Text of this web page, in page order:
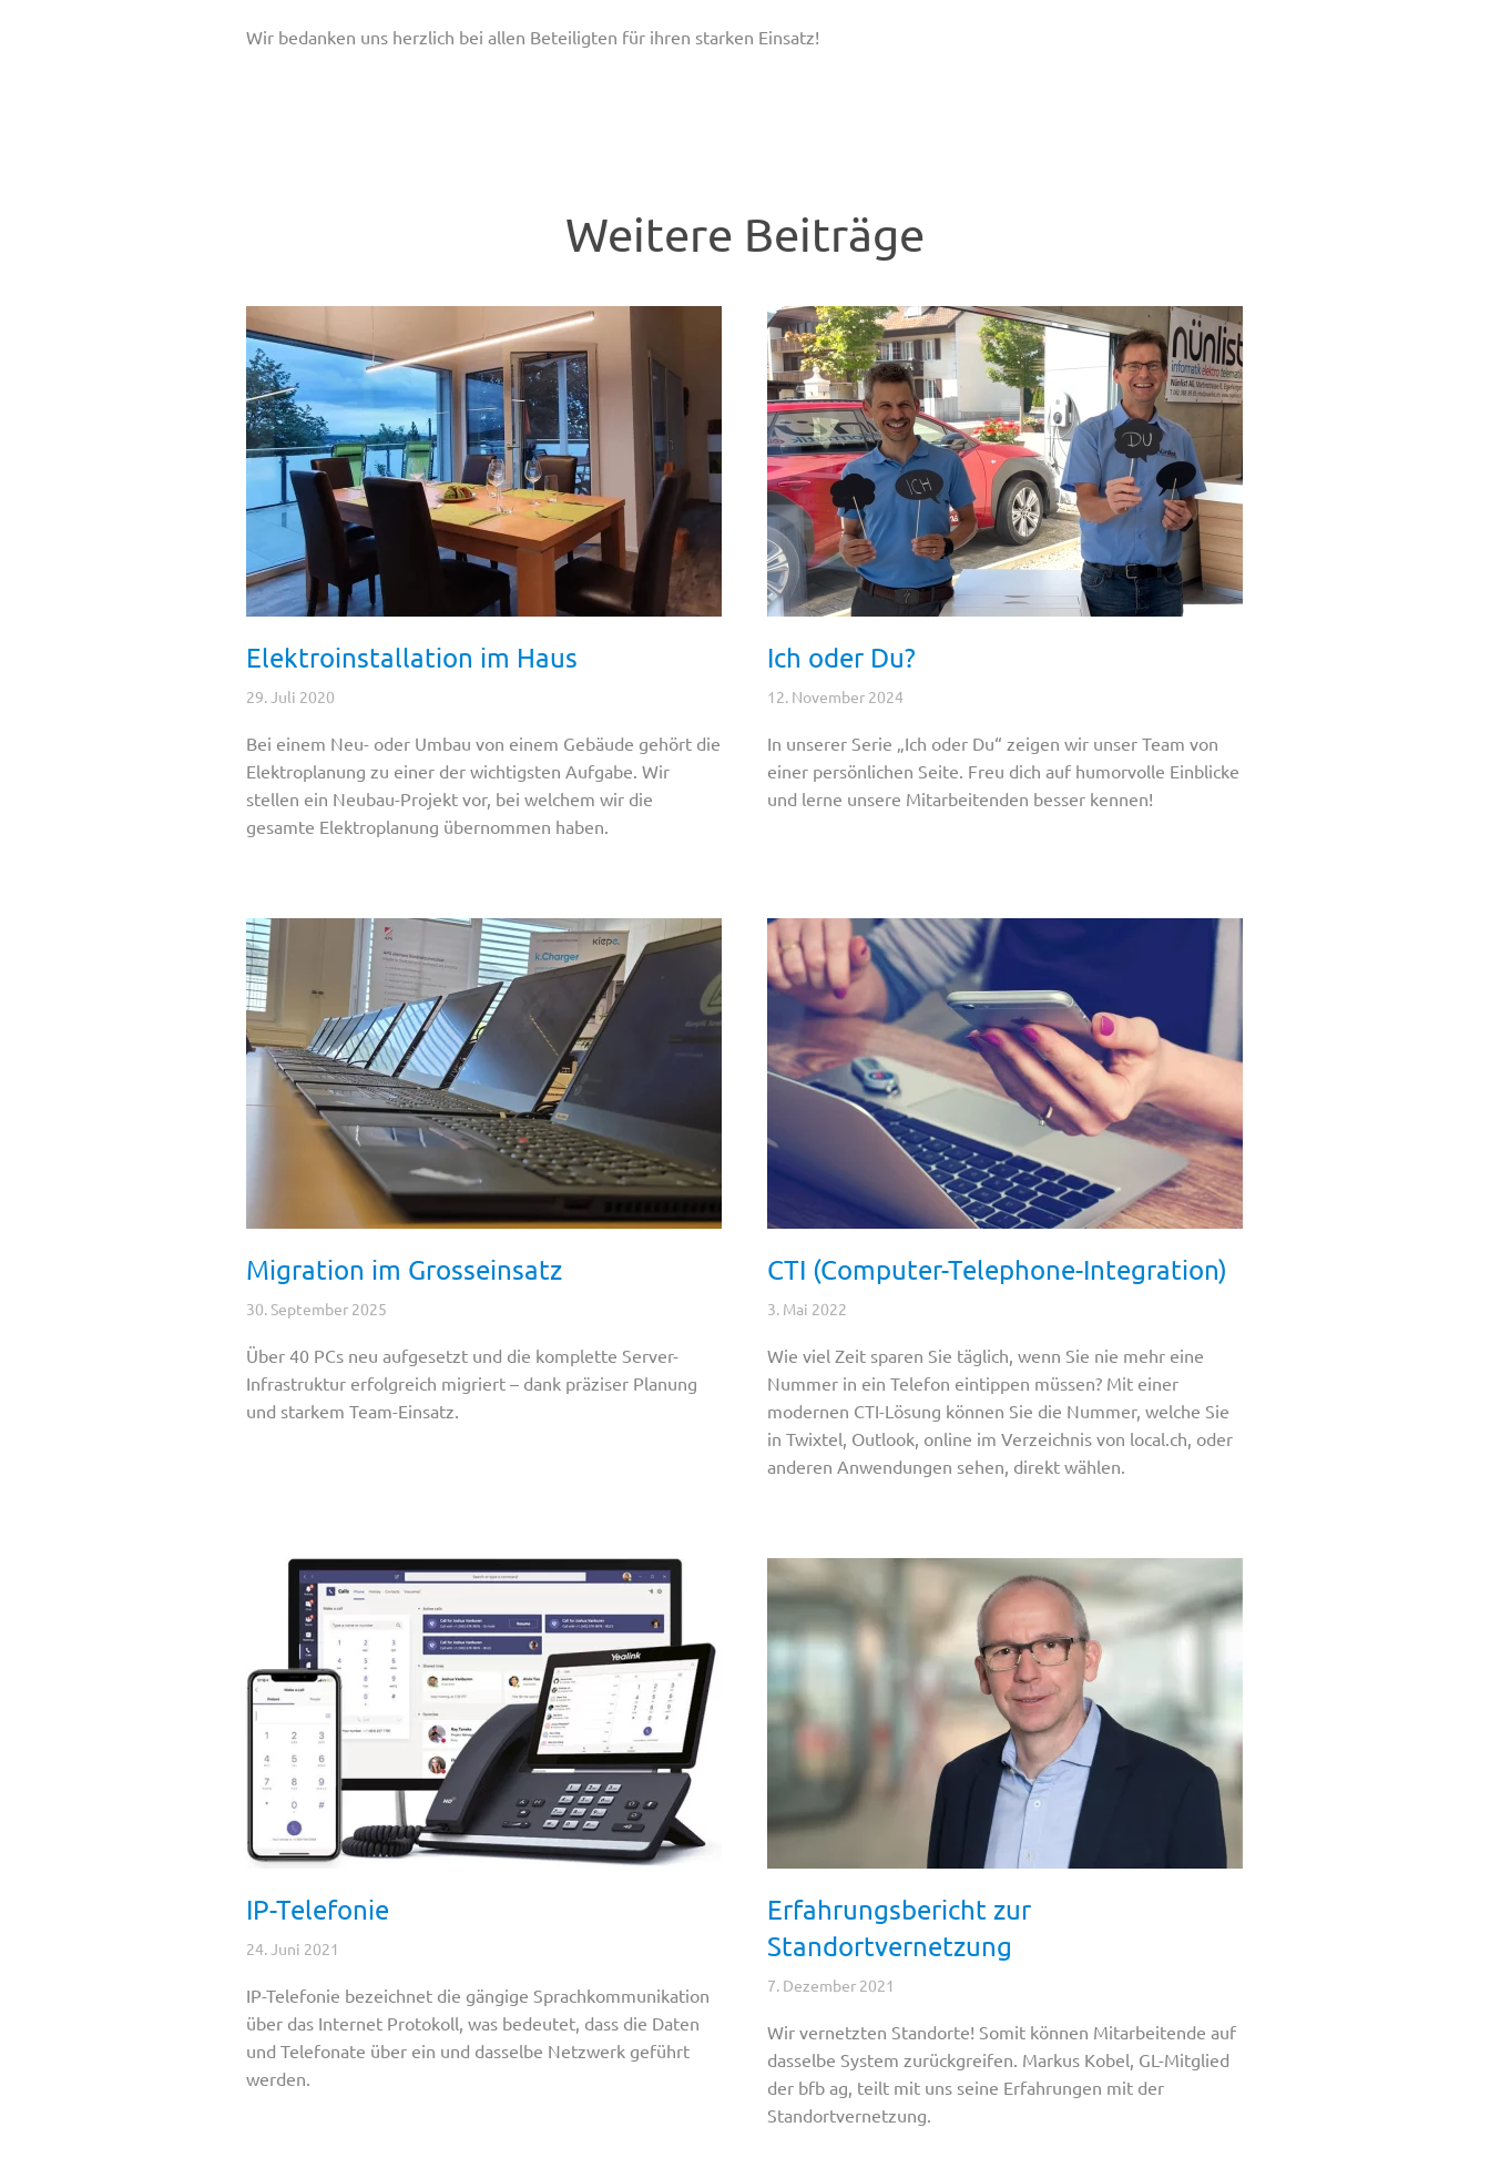
Wir bedanken uns herzlich bei allen Beteiligten für ihren starken Einsatz!
Weitere Beiträge
Elektroinstallation im Haus
29. Juli 2020
Bei einem Neu- oder Umbau von einem Gebäude gehört die
Elektroplanung zu einer der wichtigsten Aufgabe. Wir
stellen ein Neubau-Projekt vor, bei welchem wir die
gesamte Elektroplanung übernommen haben.
Ich oder Du?
12. November 2024
In unserer Serie „Ich oder Du“ zeigen wir unser Team von
einer persönlichen Seite. Freu dich auf humorvolle Einblicke
und lerne unsere Mitarbeitenden besser kennen!
Migration im Grosseinsatz
30. September 2025
Über 40 PCs neu aufgesetzt und die komplette Server-
Infrastruktur erfolgreich migriert – dank präziser Planung
und starkem Team-Einsatz.
CTI (Computer-Telephone-Integration)
3. Mai 2022
Wie viel Zeit sparen Sie täglich, wenn Sie nie mehr eine
Nummer in ein Telefon eintippen müssen? Mit einer
modernen CTI-Lösung können Sie die Nummer, welche Sie
in Twixtel, Outlook, online im Verzeichnis von local.ch, oder
anderen Anwendungen sehen, direkt wählen.
IP-Telefonie
24. Juni 2021
IP-Telefonie bezeichnet die gängige Sprachkommunikation
über das Internet Protokoll, was bedeutet, dass die Daten
und Telefonate über ein und dasselbe Netzwerk geführt
werden.
Erfahrungsbericht zur
Standortvernetzung
7. Dezember 2021
Wir vernetzten Standorte! Somit können Mitarbeitende auf
dasselbe System zurückgreifen. Markus Kobel, GL-Mitglied
der bfb ag, teilt mit uns seine Erfahrungen mit der
Standortvernetzung.